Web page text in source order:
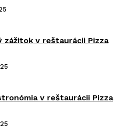
zážitok v reštaurácii Pizza
v reštaurácii Pizza